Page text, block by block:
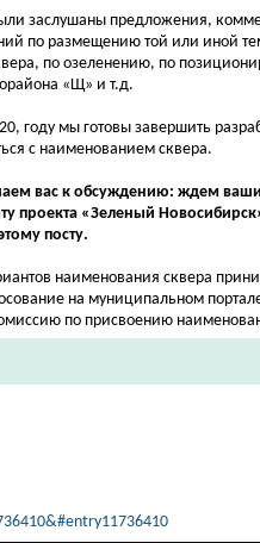
заслушаны предложения,
по размещению той или иной
по озеленению, по
«Щ» и т.д.
году мы готовы завершить
с наименованием сквера.
вас к обсуждению: ждем
проекта «Зеленый
посту.
наименования сквера
на муниципальном
по присвоению